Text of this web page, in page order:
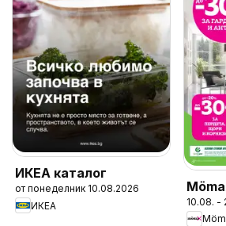
ИКЕА каталог
от понеделник 10.08.2026
ИКЕА
10.08. -